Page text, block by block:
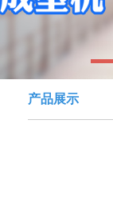
产品展示